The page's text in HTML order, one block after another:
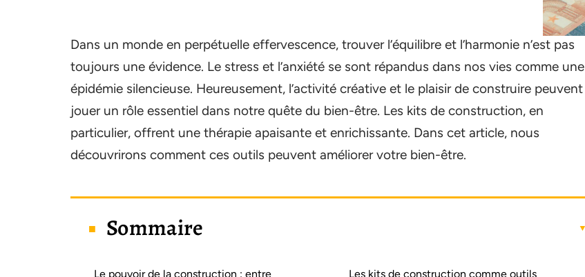
Dans un monde en perpétuelle effervescence, trouver l’équilibre et l’harmonie n’est pas
toujours une évidence. Le stress et l’anxiété se sont répandus dans nos vies comme une
épidémie silencieuse. Heureusement, l’activité créative et le plaisir de construire peuvent
jouer un rôle essentiel dans notre quête du bien-être. Les kits de construction, en
particulier, offrent une thérapie apaisante et enrichissante. Dans cet article, nous
découvrirons comment ces outils peuvent améliorer votre bien-être.
Sommaire
Le pouvoir de la construction : entre
Les kits de construction comme outils